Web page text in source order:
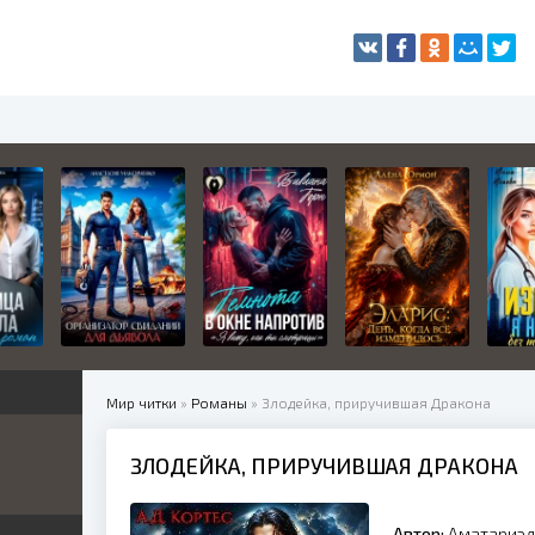
Мир читки » Романы » Злодейка, приручившая Дракона
ЗЛОДЕЙКА, ПРИРУЧИВШАЯ ДРАКОНА